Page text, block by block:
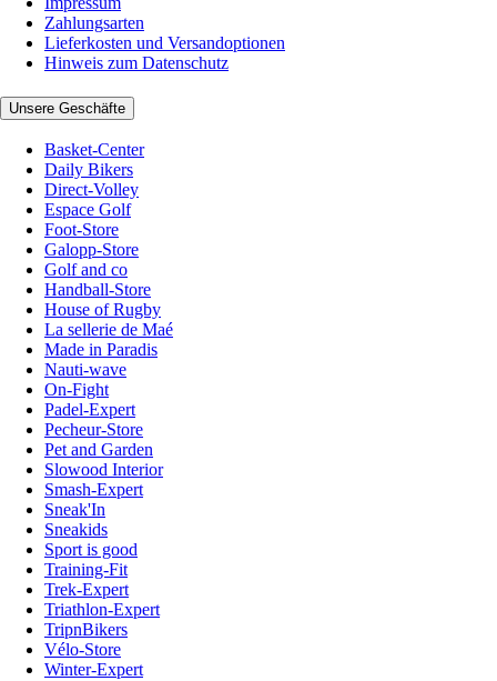
Zahlungsarten
Lieferkosten und Versandoptionen
Hinweis zum Datenschutz
Unsere Geschäfte
Basket-Center
Daily Bikers
Direct-Volley
Espace Golf
Foot-Store
Galopp-Store
Golf and co
Handball-Store
House of Rugby
La sellerie de Maé
Made in Paradis
Nauti-wave
On-Fight
Padel-Expert
Pecheur-Store
Pet and Garden
Slowood Interior
Smash-Expert
Sneak'In
Sneakids
Sport is good
Training-Fit
Trek-Expert
Triathlon-Expert
TripnBikers
Vélo-Store
Winter-Expert